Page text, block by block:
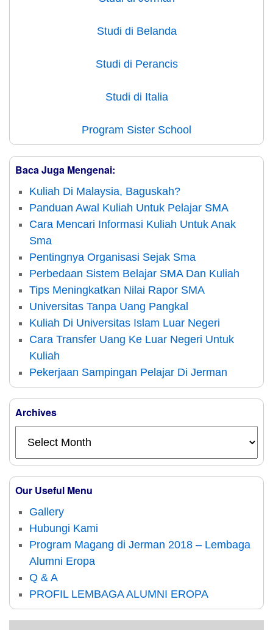
Studi di Belanda
Studi di Perancis
Studi di Italia
Program Sister School
Baca Juga Mengenai:
Kuliah Di Malaysia, Baguskah?
Panduan Awal Kuliah Untuk Pelajar SMA
Cara Mencari Informasi Kuliah Untuk Anak
Sma
Pentingnya Organisasi Sejak Sma
Perbedaan Sistem Belajar SMA Dan Kuliah
Tips Meningkatkan Nilai Rapor SMA
Universitas Tanpa Uang Pangkal
Kuliah Di Universitas Islam Luar Negeri
Cara Transfer Uang Ke Luar Negeri Untuk
Kuliah
Pekerjaan Sampingan Pelajar Di Jerman
Archives
Our Useful Menu
Gallery
Hubungi Kami
Program Magang di Jerman 2018 – Lembaga
Alumni Eropa
Q & A
PROFIL LEMBAGA ALUMNI EROPA